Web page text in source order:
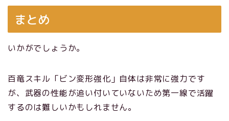
まとめ
いかがでしょうか。
百竜スキル「ビン変形強化」自体は非常に強力です
が、武器の性能が追い付いていないため第一線で活躍
するのは難しいかもしれません。